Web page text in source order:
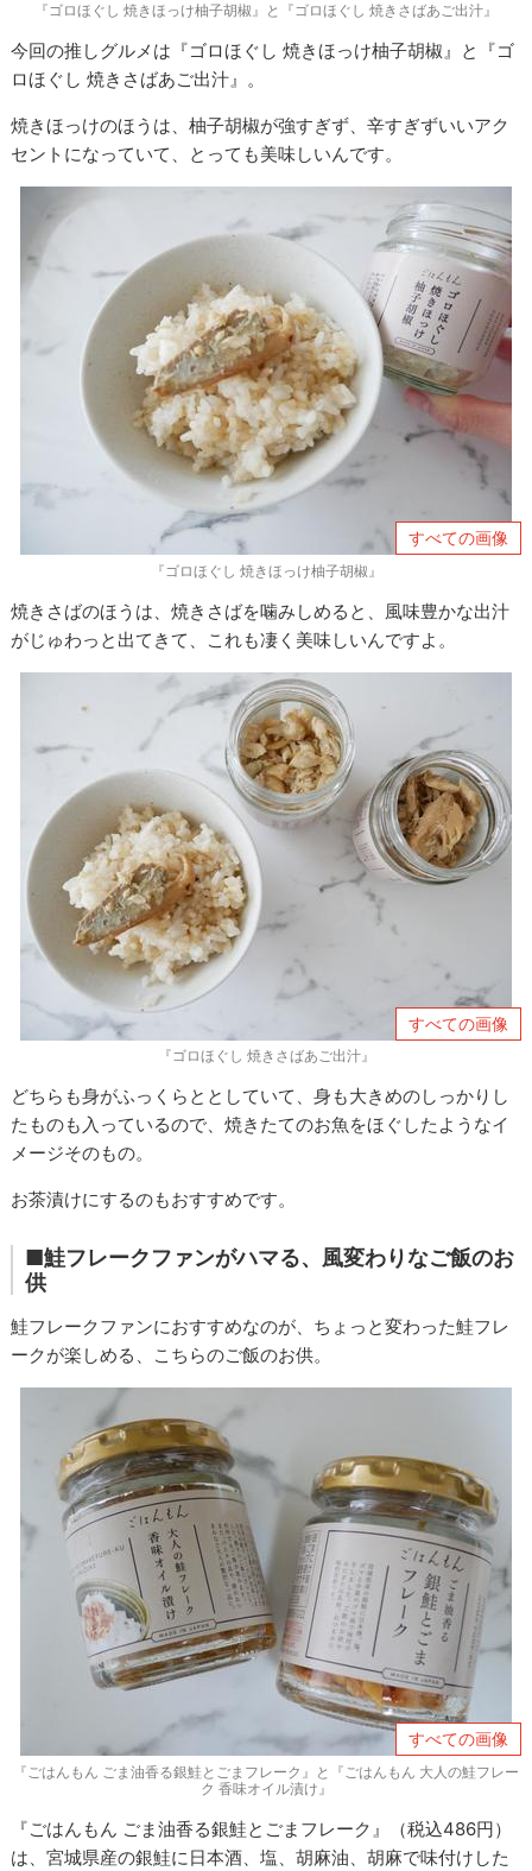
『ゴロほぐし 焼きほっけ柚子胡椒』と『ゴロほぐし 焼きさばあご出汁』
今回の推しグルメは『ゴロほぐし 焼きほっけ柚子胡椒』と『ゴ
ロほぐし 焼きさばあご出汁』。
焼きほっけのほうは、柚子胡椒が強すぎず、辛すぎずいいアク
セントになっていて、とっても美味しいんです。
すべての画像
『ゴロほぐし 焼きほっけ柚子胡椒』
焼きさばのほうは、焼きさばを噛みしめると、風味豊かな出汁
がじゅわっと出てきて、これも凄く美味しいんですよ。
すべての画像
『ゴロほぐし 焼きさばあご出汁』
どちらも身がふっくらととしていて、身も大きめのしっかりし
たものも入っているので、焼きたてのお魚をほぐしたようなイ
メージそのもの。
お茶漬けにするのもおすすめです。
■鮭フレークファンがハマる、風変わりなご飯のお
供
鮭フレークファンにおすすめなのが、ちょっと変わった鮭フレ
ークが楽しめる、こちらのご飯のお供。
すべての画像
『ごはんもん ごま油香る銀鮭とごまフレーク』と『ごはんもん 大人の鮭フレー
ク 香味オイル漬け』
『ごはんもん ごま油香る銀鮭とごまフレーク』（税込486円）
は、宮城県産の銀鮭に日本酒、塩、胡麻油、胡麻で味付けした